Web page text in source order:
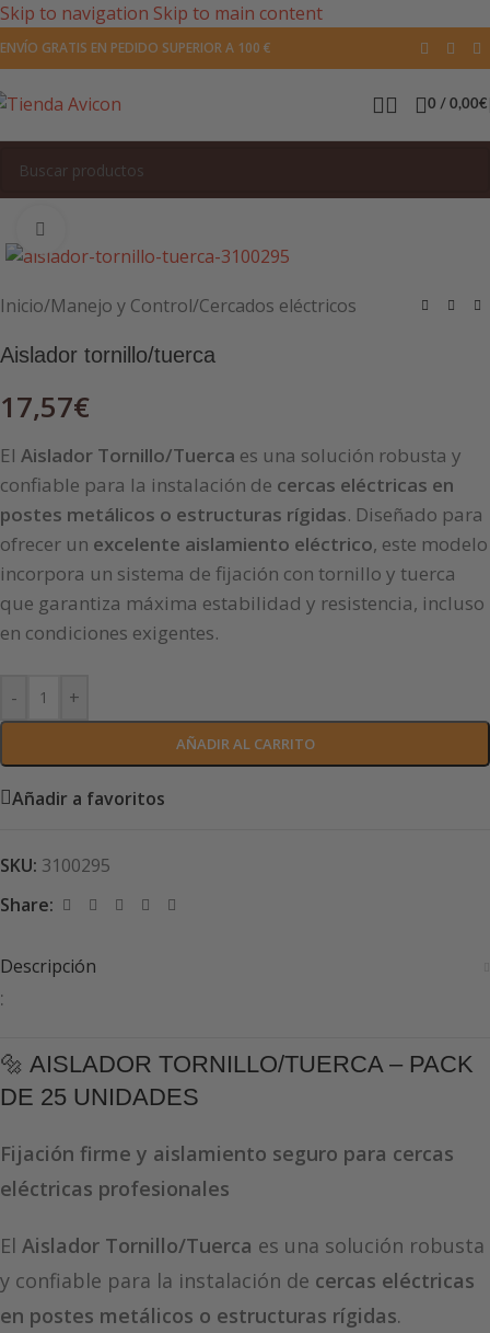
Skip to navigation Skip to main content
ENVÍO GRATIS EN PEDIDO SUPERIOR A 100 €
0 / 0,00€
Inicio/Manejo y Control/Cercados eléctricos
Aislador tornillo/tuerca
17,57€
El Aislador Tornillo/Tuerca es una solución robusta y
confiable para la instalación de cercas eléctricas en
postes metálicos o estructuras rígidas. Diseñado para
ofrecer un excelente aislamiento eléctrico, este modelo
incorpora un sistema de fijación con tornillo y tuerca
que garantiza máxima estabilidad y resistencia, incluso
en condiciones exigentes.
- +
AÑADIR AL CARRITO
Añadir a favoritos
SKU: 3100295
Share:
Descripción
:
🔩 AISLADOR TORNILLO/TUERCA – PACK
DE 25 UNIDADES
Fijación firme y aislamiento seguro para cercas
eléctricas profesionales
El Aislador Tornillo/Tuerca es una solución robusta
y confiable para la instalación de cercas eléctricas
en postes metálicos o estructuras rígidas.